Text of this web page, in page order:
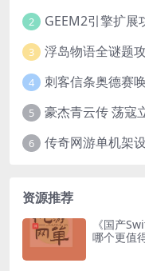
2 GEEM2引擎扩展
3 浮岛物语全谜题
4
5 豪杰青云传 荡寇
6 传奇网游单机架
资源推荐
《国产
哪个更值